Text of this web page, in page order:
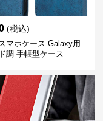
(税込)
マホケース Galaxy用
調 手帳型ケース